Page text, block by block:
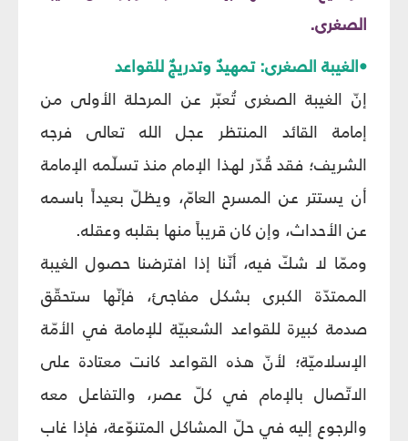
الصغرى.
•الغيبة الصغرى: تمهيدٌ وتدريجٌ للقواعد
إنّ الغيبة الصغرى تُعبّر عن المرحلة الأولى من
إمامة القائد المنتظر عجل الله تعالى فرجه
الشريف؛ فقد قُدّر لهذا الإمام منذ تسلّمه الإمامة
أن يستتر عن المسرح العامّ، ويظلّ بعيداً باسمه
عن الأحداث، وإن كان قريباً منها بقلبه وعقله.
وممّا لا شكّ فيه، أنّنا إذا افترضنا حصول الغيبة
الممتدّة الكبرى بشكل مفاجئ، فإنّها ستحقّق
صدمة كبيرة للقواعد الشعبيّة للإمامة في الأمّة
الإسلاميّة؛ لأنّ هذه القواعد كانت معتادة على
الاتّصال بالإمام في كلّ عصر، والتفاعل معه
والرجوع إليه في حلّ المشاكل المتنوّعة، فإذا غاب